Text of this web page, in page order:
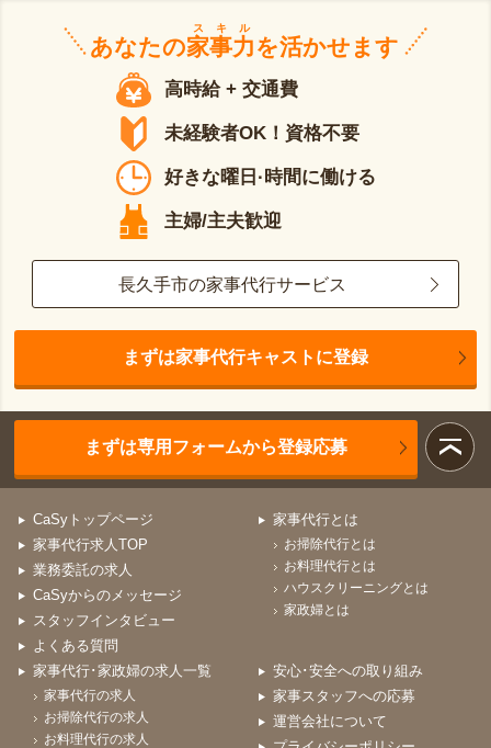
あなたの家事力
スキル
を活かせます
高時給 + 交通費
未経験者OK！資格不要
好きな曜日·時間に働ける
主婦/主夫歓迎
長久手市の家事代行サービス
まずは家事代行キャストに登録
まずは専用フォームから登録応募
CaSyトップページ
家事代行求人TOP
業務委託の求人
CaSyからのメッセージ
スタッフインタビュー
よくある質問
家事代行とは
お掃除代行とは
お料理代行とは
ハウスクリーニングとは
家政婦とは
家事代行･家政婦の求人一覧
家事代行の求人
お掃除代行の求人
お料理代行の求人
安心･安全への取り組み
家事スタッフへの応募
運営会社について